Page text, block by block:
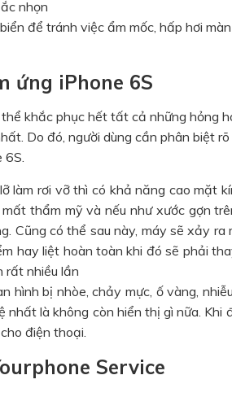
nhọn
để tránh việc ẩm mốc, hấp hơi
ứng iPhone 6S
khắc phục hết tất cả những hỏng
Do đó, người dùng cần phân biệt rõ
6S.
làm rơi vỡ thì có khả năng cao mặt
thẩm mỹ và nếu như xước gợn
Cũng có thể sau này, máy sẽ xảy ra
hay liệt hoàn toàn khi đó sẽ phải
rất nhiều lần
hình bị nhòe, chảy mực, ố vàng,
là không còn hiển thị gì nữa. Khi
điện thoại.
Service